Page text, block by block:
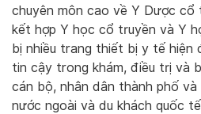
chuyên môn cao về Y Dược cổ
kết hợp Y học cổ truyền và Y
bị nhiều trang thiết bị y tế hiện
tin cậy trong khám, điều trị và
cán bộ, nhân dân thành phố và
nước ngoài và du khách quốc